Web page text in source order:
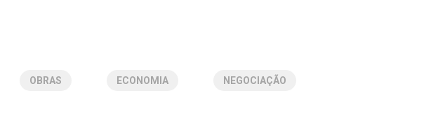
OBRAS ECONOMIA NEGOCIAÇÃO